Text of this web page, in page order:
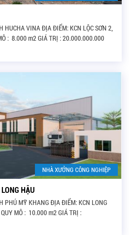
HUCHA VINA ĐỊA ĐIỂM: KCN LỘC SƠN 2,
: 8.000 m2 GIÁ TRỊ : 20.000.000.000
NHÀ XƯỞNG CÔNG NGHIỆP
HẬU
PHÚ MỸ KHANG ĐỊA ĐIỂM: KCN LONG
MÔ : 10.000 m2 GIÁ TRỊ :